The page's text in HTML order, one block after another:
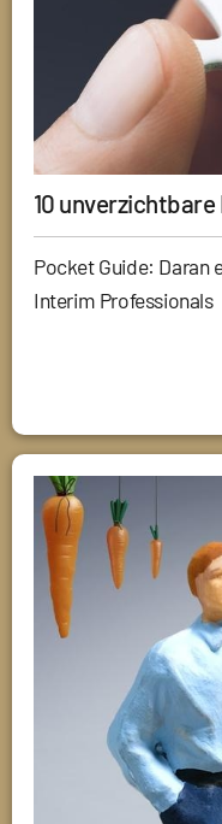
10
Pocket Guide: Daran
Interim Professionals